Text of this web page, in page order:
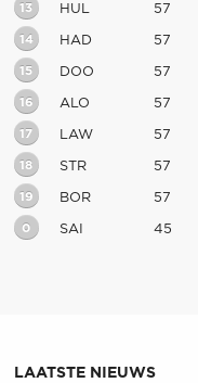
13 HUL 57
14 HAD 57
15 DOO 57
16 ALO 57
17 LAW 57
18 STR 57
19 BOR 57
0 SAI 45
LAATSTE NIEUWS